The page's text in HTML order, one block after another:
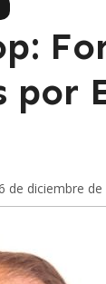
por
de diciembre de